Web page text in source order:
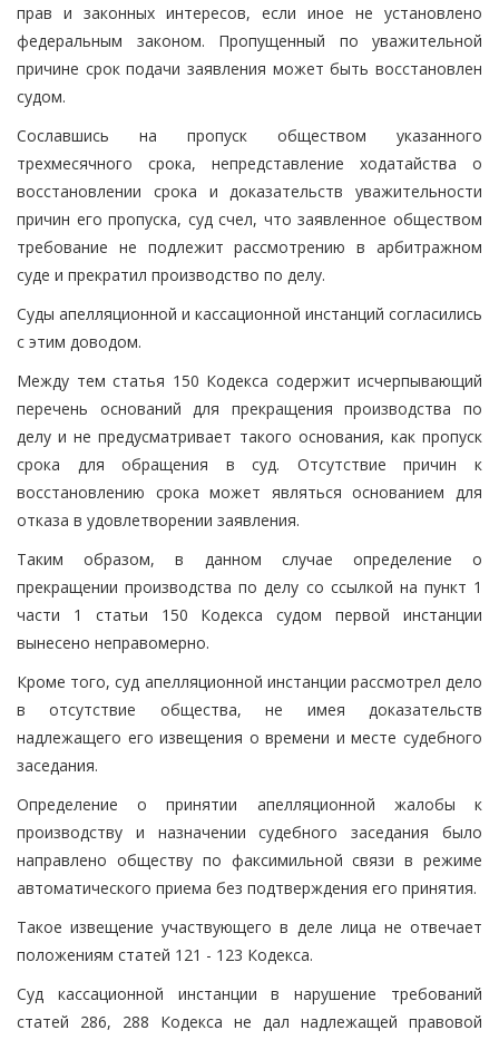
прав и законных интересов, если иное не установлено
федеральным законом. Пропущенный по уважительной
причине срок подачи заявления может быть восстановлен
судом.
Сославшись на пропуск обществом указанного
трехмесячного срока, непредставление ходатайства о
восстановлении срока и доказательств уважительности
причин его пропуска, суд счел, что заявленное обществом
требование не подлежит рассмотрению в арбитражном
суде и прекратил производство по делу.
Суды апелляционной и кассационной инстанций согласились
с этим доводом.
Между тем статья 150 Кодекса содержит исчерпывающий
перечень оснований для прекращения производства по
делу и не предусматривает такого основания, как пропуск
срока для обращения в суд. Отсутствие причин к
восстановлению срока может являться основанием для
отказа в удовлетворении заявления.
Таким образом, в данном случае определение о
прекращении производства по делу со ссылкой на пункт 1
части 1 статьи 150 Кодекса судом первой инстанции
вынесено неправомерно.
Кроме того, суд апелляционной инстанции рассмотрел дело
в отсутствие общества, не имея доказательств
надлежащего его извещения о времени и месте судебного
заседания.
Определение о принятии апелляционной жалобы к
производству и назначении судебного заседания было
направлено обществу по факсимильной связи в режиме
автоматического приема без подтверждения его принятия.
Такое извещение участвующего в деле лица не отвечает
положениям статей 121 - 123 Кодекса.
Суд кассационной инстанции в нарушение требований
статей 286, 288 Кодекса не дал надлежащей правовой